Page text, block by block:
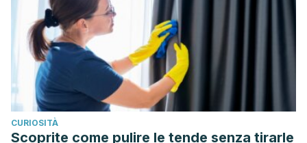
2011;26(3):377–384. doi:10.1007/s00467-010-1699-3.
Abuelo JG. Treatment of Severe Hyperkalemia:
Confronting 4 Fallacies. Kidney Int Rep. 2017;3(1):47–55.
Published 2017 Oct 7. doi:10.1016/j.ekir.2017.10.001.
CURIOSITÀ
Scoprite come pulire le tende senza tirarle